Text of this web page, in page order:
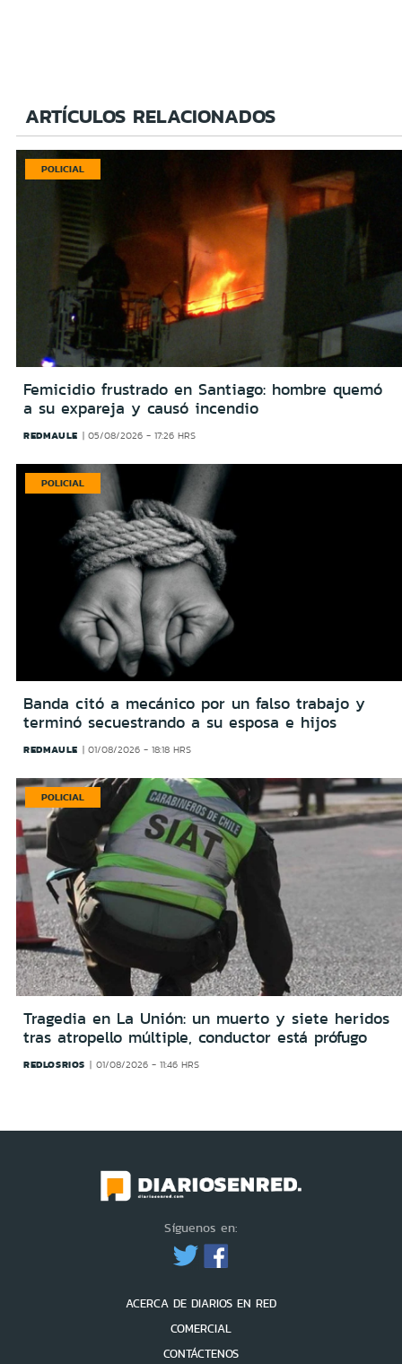
ARTÍCULOS RELACIONADOS
POLICIAL
Femicidio frustrado en Santiago: hombre quemó
a su expareja y causó incendio
REDMAULE 05/08/2026 - 17:26 HRS
POLICIAL
Banda citó a mecánico por un falso trabajo y
terminó secuestrando a su esposa e hijos
REDMAULE 01/08/2026 - 18:18 HRS
POLICIAL
Tragedia en La Unión: un muerto y siete heridos
tras atropello múltiple, conductor está prófugo
REDLOSRIOS 01/08/2026 - 11:46 HRS
Síguenos en:
ACERCA DE DIARIOS EN RED
COMERCIAL
CONTÁCTENOS